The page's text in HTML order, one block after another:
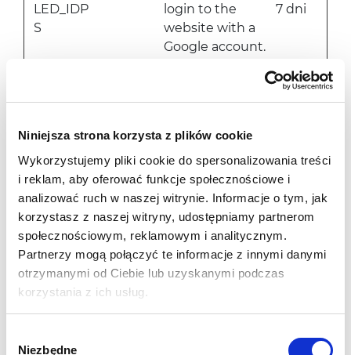
Niniejsza strona korzysta z plików cookie
Wykorzystujemy pliki cookie do spersonalizowania treści
i reklam, aby oferować funkcje społecznościowe i
analizować ruch w naszej witrynie. Informacje o tym, jak
korzystasz z naszej witryny, udostępniamy partnerom
społecznościowym, reklamowym i analitycznym.
Partnerzy mogą połączyć te informacje z innymi danymi
otrzymanymi od Ciebie lub uzyskanymi podczas
korzystania z ich usług.
Niezbędne
LED_IDP
S
login to the
website with a
Google account.
7 dni
between
bots. This is
beneficial for the
website, in order
to make valid
reports on the
use of their
website.
Stałe